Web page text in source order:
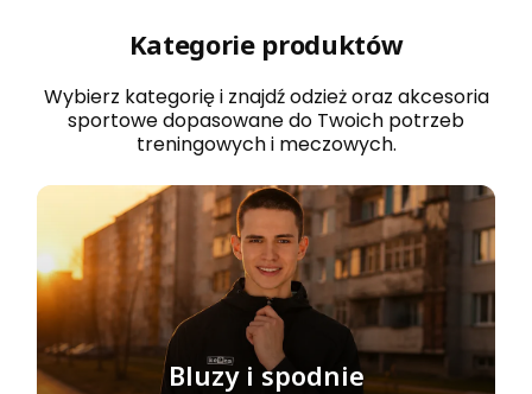
Kategorie produktów
Wybierz kategorię i znajdź odzież oraz akcesoria
sportowe dopasowane do Twoich potrzeb
treningowych i meczowych.
Bluzy i spodnie